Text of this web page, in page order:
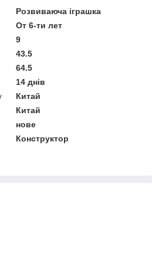
Розвиваюча іграшка
От 6-ти лет
9
43.5
64.5
14 днів
Китай
Китай
нове
Конструктор